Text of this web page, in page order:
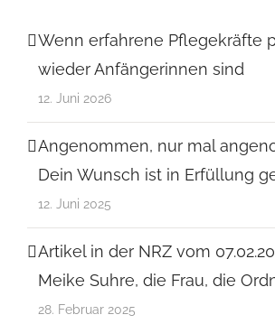
Wenn erfahrene Pflegekräfte
wieder Anfängerinnen sind
12. Juni 2026
Angenommen, nur mal
Dein Wunsch ist in Erfüllung
12. Juni 2025
Artikel in der NRZ vom
Meike Suhre, die Frau, die
28. Februar 2025